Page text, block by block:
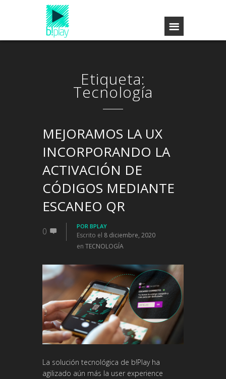
Etiqueta:
Tecnología
MEJORAMOS LA UX
INCORPORANDO LA
ACTIVACIÓN DE
CÓDIGOS MEDIANTE
ESCANEO QR
0 POR BPLAY
Escrito el 8 diciembre, 2020
en TECNOLOGÍA
La solución tecnológica de b!Play ha
agilizado aún más la user experience